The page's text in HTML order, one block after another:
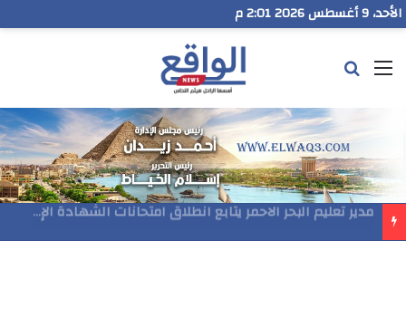
الأحد، 9 أغسطس 2026 2:01 م
القائمة
مدير تعليم البحر الاحمر يتابع انطلاق امتحانات الشهادة الإعدادية ويؤكد: الانضباط